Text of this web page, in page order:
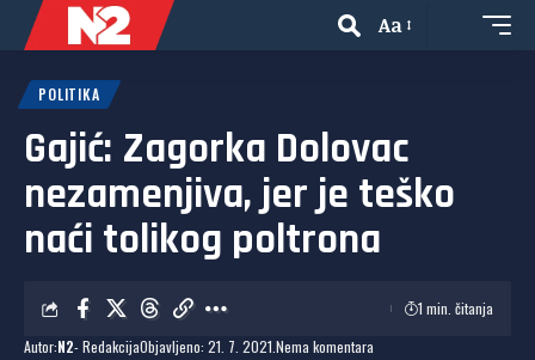
Aa
POLITIKA
Gajić: Zagorka Dolovac
nezamenjiva, jer je teško
naći tolikog poltrona
Autor:N2- RedakcijaObjavljeno: 21. 7. 2021. Nema komentara
1 min. čitanja